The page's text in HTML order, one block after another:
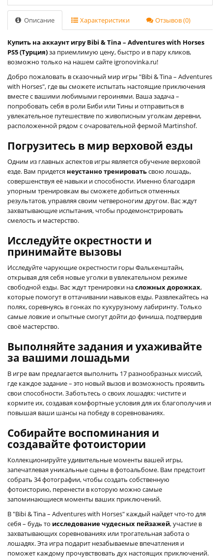
Описание Характеристики Отзывов (0)
Купить на аккаунт игру Bibi & Tina – Adventures with Horses
PS5 (Турция)за приемлимую цену, быстро и в пару кликов,
возможно только на нашем сайте igronovinka.ru!
Добро пожаловать в сказочный мир игры "Bibi & Tina – Adventures
with Horses", где вы сможете испытать настоящие приключения
вместе с вашими любимыми героинями. Ваша задача –
попробовать себя в роли Биби или Тины и отправиться в
увлекательное путешествие по живописным уголкам деревни,
расположенной рядом с очаровательной фермой Martinshof.
Погрузитесь в мир верховой езды
Одним из главных аспектов игры является обучение верховой
езде. Вам придется неустанно тренироватьсвою лошадь,
совершенствуя её навыки и способности. Именно благодаря
упорным тренировкам вы сможете добиться отменных
результатов, управляя своим четвероногим другом. Вас ждут
захватывающие испытания, чтобы продемонстрировать
смелость и мастерство.
Исследуйте окрестности и
принимайте вызовы
Исследуйте чарующие окрестности горы Фалькенштайн,
открывая для себя новые уголки в увлекательном режиме
свободной езды. Вас ждут тренировки насложных дорожках,
которые помогут в оттачивании навыков езды. Развлекайтесь на
полях, соревнуясь в гонках по кукурузному лабиринту. Только
самые ловкие и опытные смогут дойти до финиша, подтвердив
своё мастерство.
Выполняйте задания и ухаживайте
за вашими лошадьми
В игре вам предлагается выполнить 17 разнообразных миссий,
где каждое задание – это новый вызов и возможность проявить
свои способности. Заботьтесь о своих лошадях: чистите и
кормите их, создавая комфортные условия для их благополучия и
повышая ваши шансы на победу в соревнованиях.
Собирайте воспоминания и
создавайте фотоистории
Коллекционируйте удивительные моменты вашей игры,
запечатлевая уникальные сцены в фотоальбоме. Вам предстоит
собрать 34 фотографии, чтобы создать собственную
фотоисторию, перенести в которую можно самые
запоминающиеся моменты ваших приключений.
В "Bibi & Tina – Adventures with Horses" каждый найдет что-то для
себя – будь то исследование чудесных пейзажей, участие в
захватывающих соревнованиях или трогательная забота о
лошадях. Эта игра подарит незабываемые впечатления и
поможет каждому прочувствовать дух настоящих приключений.